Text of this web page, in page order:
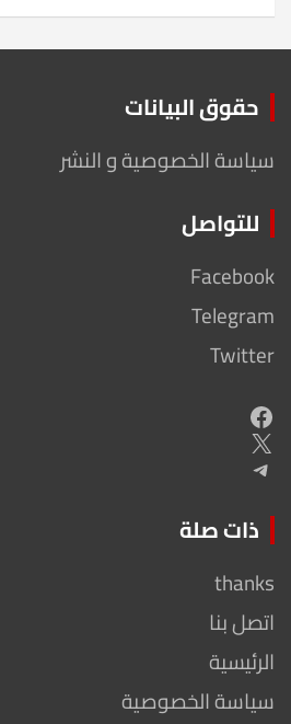
حقوق البيانات
سياسة الخصوصية و النشر
للتواصل
Facebook
Telegram
Twitter
Facebook
X
Telegram
ذات صلة
thanks
اتصل بنا
الرئيسية
سياسة الخصوصية